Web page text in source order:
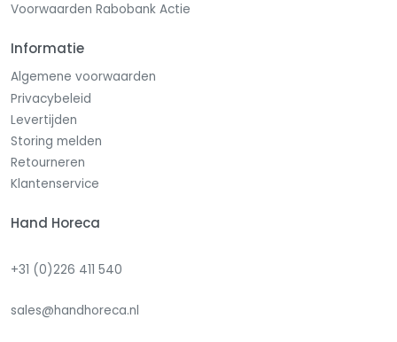
Voorwaarden Rabobank Actie
Informatie
Algemene voorwaarden
Privacybeleid
Levertijden
Storing melden
Retourneren
Klantenservice
Hand Horeca
+31 (0)226 411 540
sales@handhoreca.nl